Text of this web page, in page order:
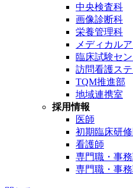
中央検査科
画像診断科
栄養管理科
メディカル
臨床試験セ
訪問看護ス
TQM推進部
地域連携室
採用情報
医師
初期臨床研
看護師
専門職・事
専門職・事